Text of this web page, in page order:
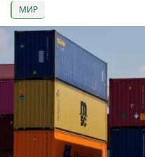
МИР